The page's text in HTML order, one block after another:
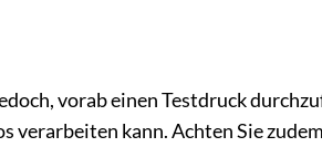
vorab einen Testdruck
kann. Achten Sie